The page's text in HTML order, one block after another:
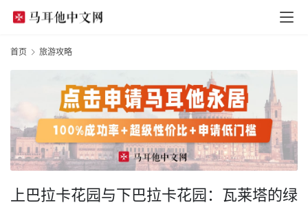
首页 旅游攻略
上巴拉卡花园与下巴拉卡花园：瓦莱塔的绿